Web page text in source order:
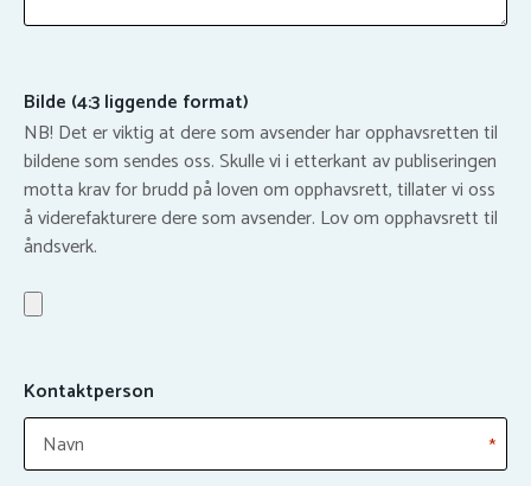
Bilde (4:3 liggende format)
NB! Det er viktig at dere som avsender har opphavsretten til
bildene som sendes oss. Skulle vi i etterkant av publiseringen
motta krav for brudd på loven om opphavsrett, tillater vi oss
å viderefakturere dere som avsender. Lov om opphavsrett til
åndsverk.
Kontaktperson
Navn
*